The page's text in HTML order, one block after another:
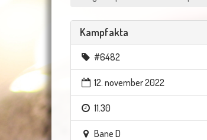
Kampfakta
#6482
12. november 2022
11.30
Bane D